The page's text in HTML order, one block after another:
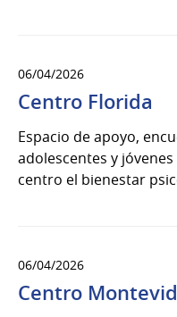
06/04/2026
Centro Florida
Espacio de apoyo,
adolescentes y
centro el bienestar
06/04/2026
Centro